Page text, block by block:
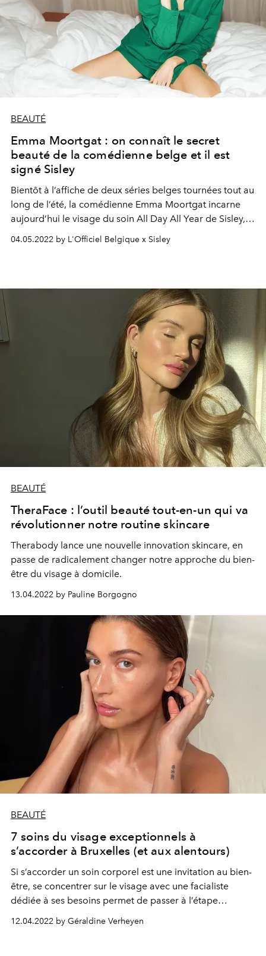
BEAUTÉ
Emma Moortgat : on connaît le secret
beauté de la comédienne belge et il est
signé Sisley
Bientôt à l’affiche de deux séries belges tournées tout au
long de l’été, la comédienne Emma Moortgat incarne
aujourd’hui le visage du soin All Day All Year de Sisley,
bestseller de la maison et véritable bouclier anti-âge.
04.05.2022 by L'Officiel Belgique x Sisley
BEAUTÉ
TheraFace : l’outil beauté tout-en-un qui va
révolutionner notre routine skincare
Therabody lance une nouvelle innovation skincare, en
passe de radicalement changer notre approche du bien-
être du visage à domicile.
13.04.2022 by Pauline Borgogno
BEAUTÉ
7 soins du visage exceptionnels à
s’accorder à Bruxelles (et aux alentours)
Si s’accorder un soin corporel est une invitation au bien-
être, se concentrer sur le visage avec une facialiste
dédiée à ses besoins permet de passer à l’étape
supérieure. Zoom sur 7 soins du visage qui font la
différence à Bruxelles et dans les environs.
12.04.2022 by Géraldine Verheyen